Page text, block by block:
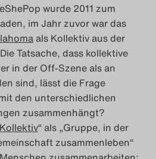
Blog
Blog
Blog
wurde 2011 zum
im Jahr zuvor war das
als Kollektiv aus der
Tatsache, dass kollektive
in der Off-Szene als an
sind, lässt die Frage
den unterschiedlichen
zusammenhängt?
Kollektiv“ als „Gruppe, in der
zusammenleben“